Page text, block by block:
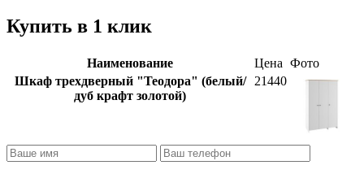
Купить в 1 клик
Наименование Цена Фото
Шкаф трехдверный "Теодора" (белый/
дуб крафт золотой)
21440